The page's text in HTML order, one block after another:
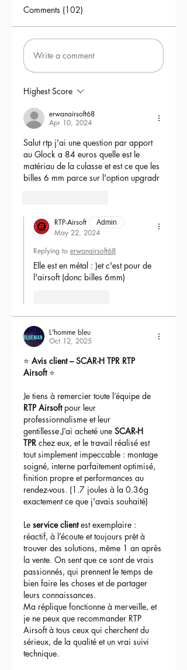
Comments (102)
Write a comment
Highest Score
erwanairsoft68
Apr 10, 2024
Salut rtp j'ai une question par apport
au Glock a 84 euros quelle est le
matériau de la culasse et est ce que les
billes 6 mm parce sur l'option upgradr
RTP-Airsoft Admin
May 22, 2024
Replying to erwanairsoft68
Elle est en métal : )et c'est pour de
l'airsoft (donc billes 6mm)
L'homme bleu
Oct 12, 2025
⭐ Avis client – SCAR-H TPR RTP
Airsoft ⭐
Je tiens à remercier toute l’équipe de
RTP Airsoft pour leur
professionnalisme et leur
gentillesse.J’ai acheté une SCAR-H
TPR chez eux, et le travail réalisé est
tout simplement impeccable : montage
soigné, interne parfaitement optimisé,
finition propre et performances au
rendez-vous. (1.7 joules à la 0.36g
exactement ce que j'avais souhaité)
Le service client est exemplaire :
réactif, à l’écoute et toujours prêt à
trouver des solutions, même 1 an après
la vente. On sent que ce sont de vrais
passionnés, qui prennent le temps de
bien faire les choses et de partager
leurs connaissances.
Ma réplique fonctionne à merveille, et
je ne peux que recommander RTP
Airsoft à tous ceux qui cherchent du
sérieux, de la qualité et un vrai suivi
technique.